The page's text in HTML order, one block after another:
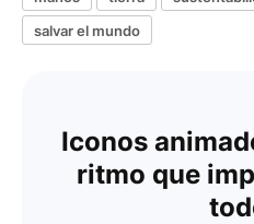
salvar el mundo
Iconos
ritmo que